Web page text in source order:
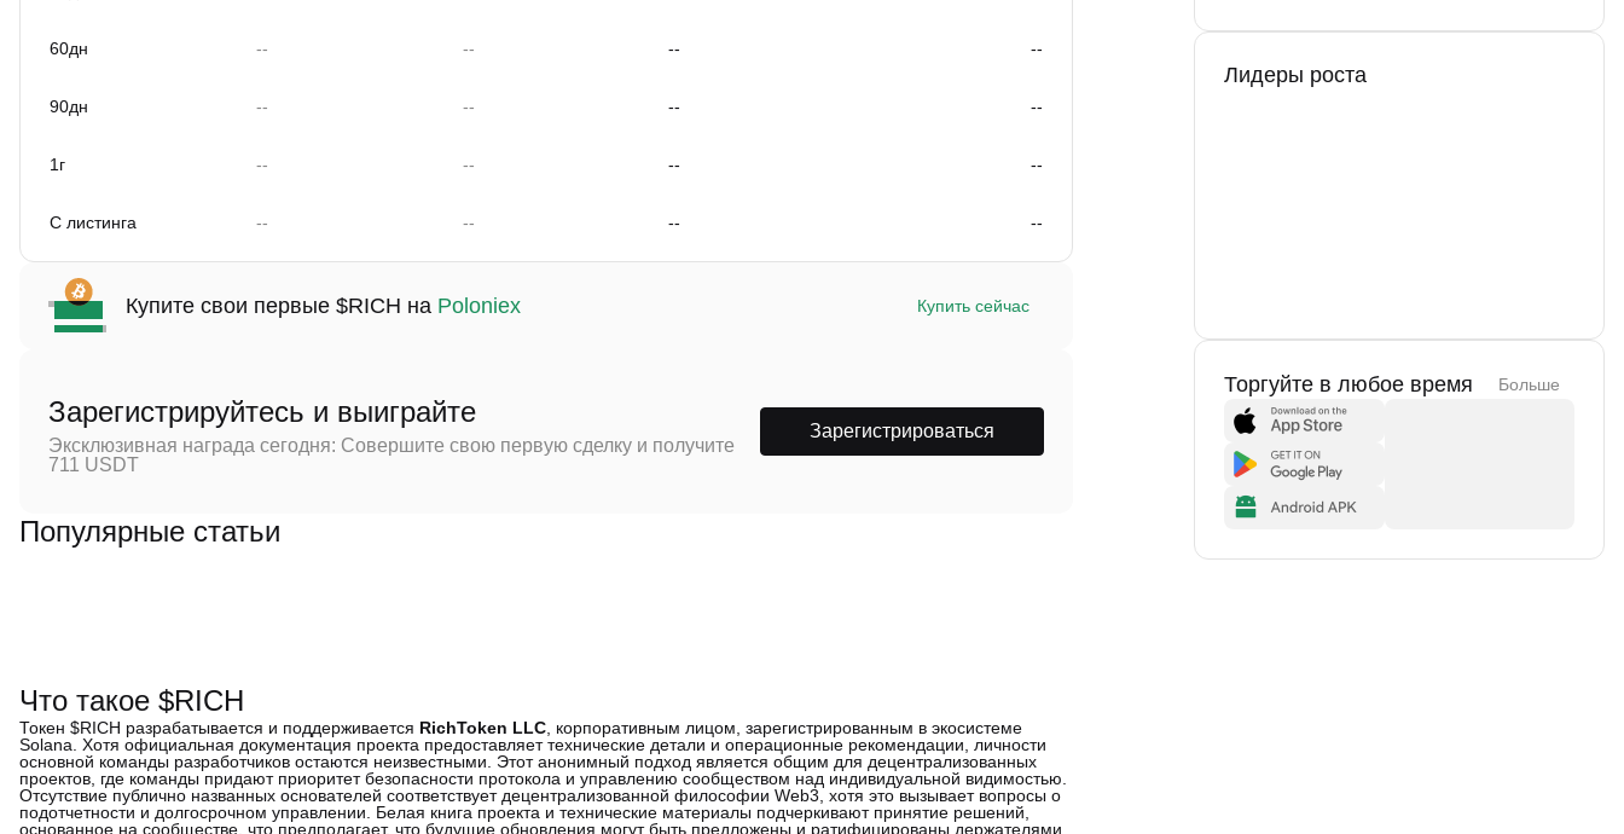
60дн -- -- -- --
90дн -- -- -- --
1г -- -- -- --
С листинга -- -- -- --
Купите свои первые $RICH на Poloniex Купить сейчас
Зарегистрируйтесь и выиграйте
Эксклюзивная награда сегодня: Совершите свою первую сделку и получите
711 USDT
Зарегистрироваться
Популярные статьи
Что такое $RICH
Токен $RICH разрабатывается и поддерживается RichToken LLC , корпоративным лицом, зарегистрированным в экосистеме
Solana. Хотя официальная документация проекта предоставляет технические детали и операционные рекомендации, личности
основной команды разработчиков остаются неизвестными. Этот анонимный подход является общим для децентрализованных
проектов, где команды придают приоритет безопасности протокола и управлению сообществом над индивидуальной видимостью.
Отсутствие публично названных основателей соответствует децентрализованной философии Web3, хотя это вызывает вопросы о
подотчетности и долгосрочном управлении. Белая книга проекта и технические материалы подчеркивают принятие решений,
основанное на сообществе, что предполагает, что будущие обновления могут быть предложены и ратифицированы держателями
Лидеры роста
Торгуйте в любое время Больше